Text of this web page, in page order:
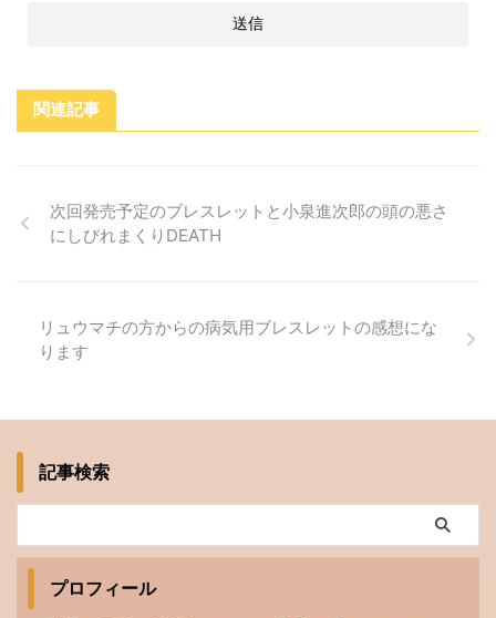
関連記事
次回発売予定のブレスレットと小泉進次郎の頭の悪さ
にしびれまくりDEATH
リュウマチの方からの病気用ブレスレットの感想にな
ります
記事検索
プロフィール